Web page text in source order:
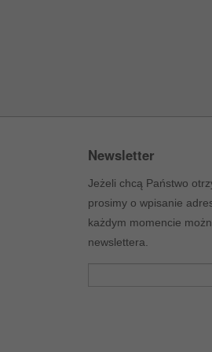
Newsletter
Jeżeli chcą Państwo
prosimy o wpisanie
każdym momencie
newslettera.